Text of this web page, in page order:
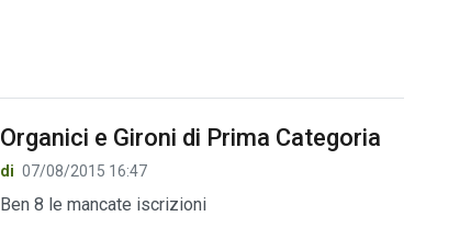
Organici e Gironi di Prima Categoria
di 07/08/2015 16:47
Ben 8 le mancate iscrizioni